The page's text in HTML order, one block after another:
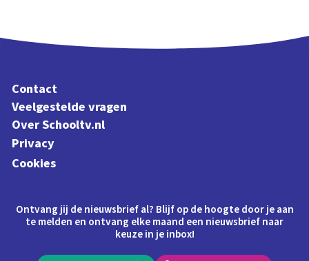
Contact
Veelgestelde vragen
Over Schooltv.nl
Privacy
Cookies
Ontvang jij de nieuwsbrief al? Blijf op de hoogte door je aan
te melden en ontvang elke maand een nieuwsbrief naar
keuze in je inbox!